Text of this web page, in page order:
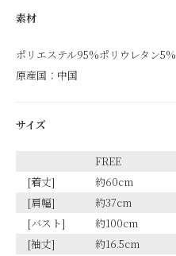
素材
ポリエステル95%ポリウレタン5%
原産国：中国
サイズ
FREE
[着丈]
約60cm
[肩幅]
約37cm
[バスト]
約100cm
[袖丈]
約16.5cm